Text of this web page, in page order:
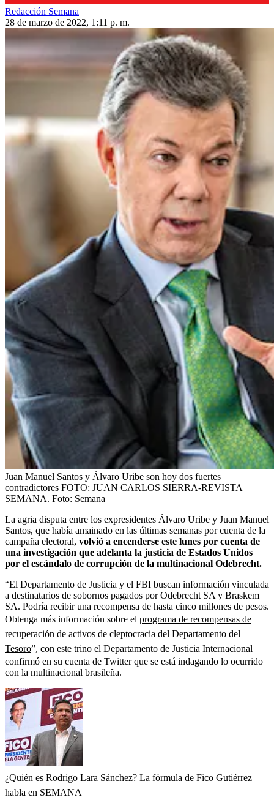
Redacción Semana
28 de marzo de 2022, 1:11 p. m.
Juan Manuel Santos y Álvaro Uribe son hoy dos fuertes
contradictores FOTO: JUAN CARLOS SIERRA-REVISTA
SEMANA. Foto: Semana
La agria disputa entre los expresidentes Álvaro Uribe y Juan Manuel
Santos, que había amainado en las últimas semanas por cuenta de la
campaña electoral, volvió a encenderse este lunes por cuenta de
una investigación que adelanta la justicia de Estados Unidos
por el escándalo de corrupción de la multinacional Odebrecht.
“El Departamento de Justicia y el FBI buscan información vinculada
a destinatarios de sobornos pagados por Odebrecht SA y Braskem
SA. Podría recibir una recompensa de hasta cinco millones de pesos.
Obtenga más información sobre el programa de recompensas de
recuperación de activos de cleptocracia del Departamento del
Tesoro”, con este trino el Departamento de Justicia Internacional
confirmó en su cuenta de Twitter que se está indagando lo ocurrido
con la multinacional brasileña.
¿Quién es Rodrigo Lara Sánchez? La fórmula de Fico Gutiérrez
habla en SEMANA